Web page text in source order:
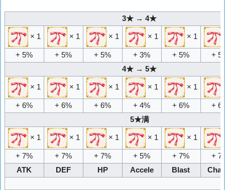
3★ → 4★
× 1 × 1 × 1 × 1 × 1
+ 5% + 5% + 5% + 3% + 5%
+
4★ → 5★
× 1 × 1 × 1 × 1 × 1
+ 6% + 6% + 6% + 4% + 6%
+
5★满
× 1 × 1 × 1 × 1 × 1
+ 7% + 7% + 7% + 5% + 7%
+
ATK
DEF HP Accele Blast